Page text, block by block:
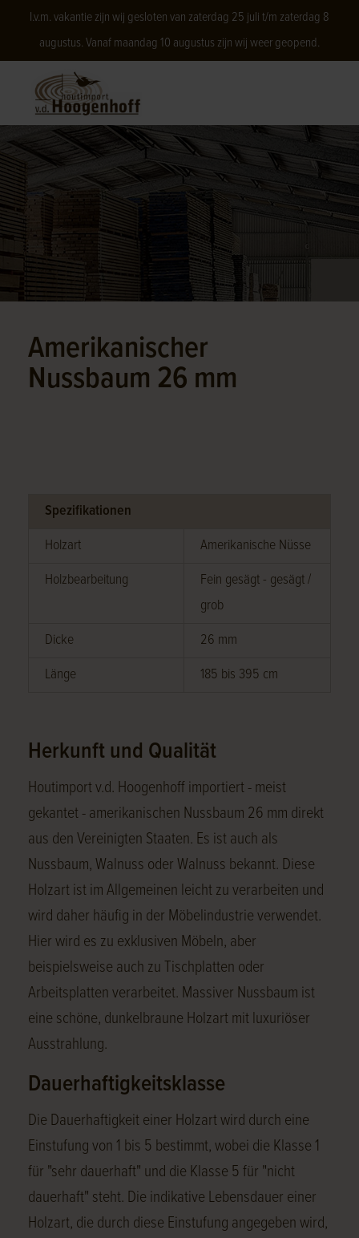
I.v.m. vakantie zijn wij gesloten van zaterdag 25 juli t/m zaterdag 8
augustus. Vanaf maandag 10 augustus zijn wij weer geopend.
Amerikanischer
Nussbaum 26 mm
Spezifikationen
Holzart
Amerikanische Nüsse
Holzbearbeitung
Fein gesägt - gesägt /
grob
Dicke
26 mm
Länge
185 bis 395 cm
Herkunft und Qualität
Houtimport v.d. Hoogenhoff importiert - meist
gekantet - amerikanischen Nussbaum 26 mm direkt
aus den Vereinigten Staaten. Es ist auch als
Nussbaum, Walnuss oder Walnuss bekannt. Diese
Holzart ist im Allgemeinen leicht zu verarbeiten und
wird daher häufig in der Möbelindustrie verwendet.
Hier wird es zu exklusiven Möbeln, aber
beispielsweise auch zu Tischplatten oder
Arbeitsplatten verarbeitet. Massiver Nussbaum ist
eine schöne, dunkelbraune Holzart mit luxuriöser
Ausstrahlung.
Dauerhaftigkeitsklasse
Die Dauerhaftigkeit einer Holzart wird durch eine
Einstufung von 1 bis 5 bestimmt, wobei die Klasse 1
für "sehr dauerhaft" und die Klasse 5 für "nicht
dauerhaft" steht. Die indikative Lebensdauer einer
Holzart, die durch diese Einstufung angegeben wird,